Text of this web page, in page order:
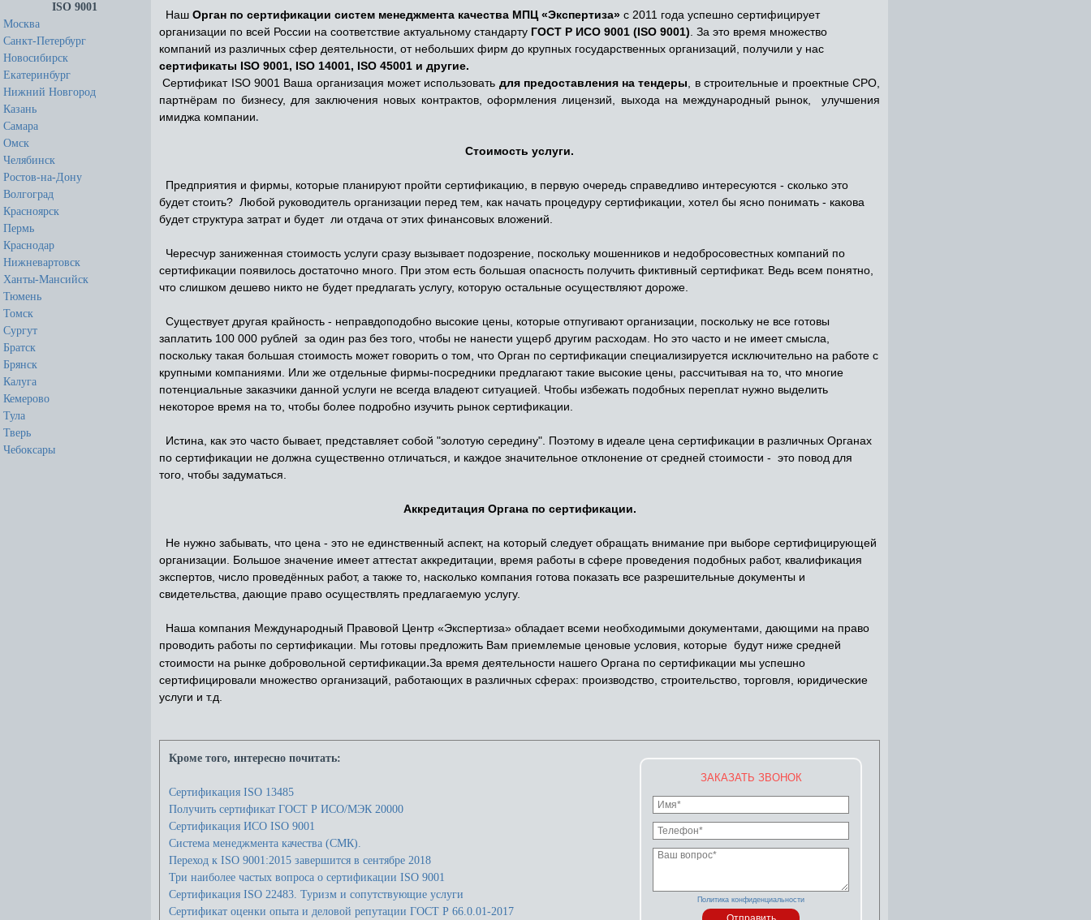
ISO 9001
Москва
Санкт-Петербург
Новосибирск
Екатеринбург
Нижний Новгород
Казань
Самара
Омск
Челябинск
Ростов-на-Дону
Волгоград
Красноярск
Пермь
Краснодар
Нижневартовск
Ханты-Мансийск
Тюмень
Томск
Сургут
Братск
Брянск
Калуга
Кемерово
Тула
Тверь
Чебоксары
Наш Орган по сертификации систем менеджмента качества МПЦ «Экспертиза» с 2011 года успешно сертифицирует
организации по всей России на соответствие актуальному стандарту ГОСТ Р ИСО 9001 (ISO 9001) За это время множество
компаний из различных сфер деятельности, от небольших фирм до крупных государственных организаций, получили у нас
сертификаты ISO 9001, ISO 14001, ISO 45001 и другие.
Сертификат ISO 9001 Ваша организация может использовать для предоставления на тендеры , в строительные и проектные СРО,
партнёрам по бизнесу, для заключения новых контрактов, оформления лицензий,
выхода на международный рынок, улучшения
имиджа компании.
Стоимость услуги.
Предприятия и фирмы, которые планируют пройти сертификацию, в первую очередь справедливо интересуются - сколько это
будет стоить? Любой руководитель организации перед тем, как начать процедуру сертификации, хотел бы ясно понимать - какова
будет структура затрат и будет ли отдача от этих финансовых вложений.
Чересчур заниженная стоимость услуги сразу вызывает подозрение, поскольку мошенников и недобросовестных компаний по
сертификации появилось достаточно много. При этом есть большая опасность получить фиктивный сертификат. Ведь всем понятно,
что слишком дешево никто не будет предлагать услугу, которую остальные осуществляют дороже.
Существует другая крайность - неправдоподобно высокие цены, которые отпугивают организации, поскольку не все готовы
заплатить 100 000 рублей за один раз без того, чтобы не нанести ущерб другим расходам. Но это часто и не имеет смысла,
поскольку такая большая стоимость может говорить о том, что Орган по сертификации специализируется исключительно на работе с
крупными компаниями. Или же отдельные фирмы-посредники предлагают такие высокие цены, рассчитывая на то, что многие
потенциальные заказчики данной услуги не всегда владеют ситуацией. Чтобы избежать подобных переплат нужно выделить
некоторое время на то, чтобы более подробно изучить рынок сертификации.
Истина, как это часто бывает, представляет собой "золотую середину". Поэтому в идеале цена сертификации в различных Органах
по сертификации не должна существенно отличаться, и каждое значительное отклонение от средней стоимости - это повод для
того, чтобы задуматься.
Аккредитация Органа по сертификации.
Не нужно забывать, что цена - это не единственный аспект, на который следует обращать внимание при выборе сертифицирующей
организации. Большое значение имеет аттестат аккредитации, время работы в сфере проведения подобных работ, квалификация
экспертов, число проведённых работ, а также то, насколько компания готова показать все разрешительные документы и
свидетельства, дающие право осуществлять предлагаемую услугу.
Наша компания Международный Правовой Центр «Экспертиза» обладает всеми необходимыми документами, дающими на право
проводить работы по сертификации. Мы готовы предложить Вам приемлемые ценовые условия, которые будут ниже средней
стоимости на рынке добровольной сертификации.За время деятельности нашего Органа по сертификации мы успешно
сертифицировали множество организаций, работающих в различных сферах: производство, строительство, торговля, юридические
услуги и т.д.
Кроме того, интересно почитать:
Сертификация ISO 13485
Получить сертификат ГОСТ Р ИСО/МЭК 20000
Сертификация ИСО ISO 9001
Система менеджмента качества (СМК).
Переход к ISO 9001:2015 завершится в сентябре 2018
Три наиболее частых вопроса о сертификации ISO 9001
Сертификация ISO 22483. Туризм и сопутствующие услуги
Сертификат оценки опыта и деловой репутации ГОСТ Р 66.0.01-2017
ЗАКАЗАТЬ ЗВОНОК
Политика конфиденциальности